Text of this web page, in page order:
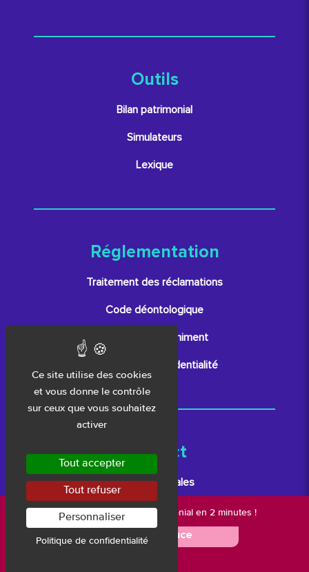
Ce site utilise des cookies
et vous donne le contrôle
sur ceux que vous souhaitez
activer
Tout accepter
Tout refuser
Personnaliser
Politique de confidentialité
Nouveau :votre bilan patrimonial en 2 minutes !
🚀 Je me lance
Outils
Bilan patrimonial
Simulateurs
Lexique
Réglementation
Traitement des réclamations
Code déontologique
Lutte anti-blanchiment
Politique de confidentialité
Contact
Mentions légales
Plan du site
Espace presse